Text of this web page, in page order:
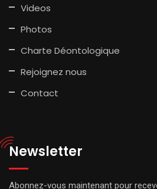
Videos
Photos
Charte Déontologique
Rejoignez nous
Contact
Newsletter
Abonnez-vous maintenant pour